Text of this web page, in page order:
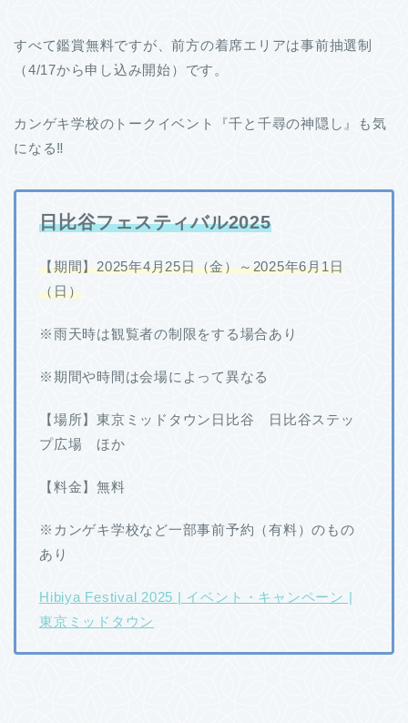
すべて鑑賞無料ですが、前方の着席エリアは事前抽選制
（4/17から申し込み開始）です。
カンゲキ学校のトークイベント『千と千尋の神隠し』も気
になる‼
日比谷フェスティバル2025
【期間】2025年4月25日（金）～2025年6月1日
（日）
※雨天時は観覧者の制限をする場合あり
※期間や時間は会場によって異なる
【場所】東京ミッドタウン日比谷 日比谷ステッ
プ広場 ほか
【料金】無料
※カンゲキ学校など一部事前予約（有料）のもの
あり
Hibiya Festival 2025 | イベント・キャンペーン |
東京ミッドタウン